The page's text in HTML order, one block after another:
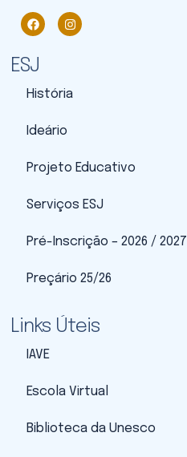
ESJ
História
Ideário
Projeto Educativo
Serviços ESJ
Pré-Inscrição – 2026 / 2027
Preçário 25/26
Links Úteis
IAVE
Escola Virtual
Biblioteca da Unesco